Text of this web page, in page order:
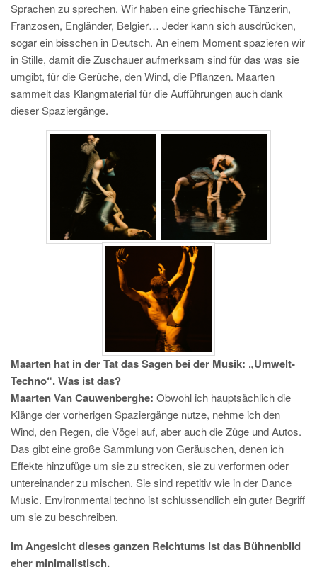
Sprachen zu sprechen. Wir haben eine griechische Tänzerin,
Franzosen, Engländer, Belgier… Jeder kann sich ausdrücken,
sogar ein bisschen in Deutsch. An einem Moment spazieren wir
in Stille, damit die Zuschauer aufmerksam sind für das was sie
umgibt, für die Gerüche, den Wind, die Pflanzen. Maarten
sammelt das Klangmaterial für die Aufführungen auch dank
dieser Spaziergänge.
Maarten hat in der Tat das Sagen bei der Musik: „Umwelt-
Techno“. Was ist das?
Maarten Van Cauwenberghe: Obwohl ich hauptsächlich die
Klänge der vorherigen Spaziergänge nutze, nehme ich den
Wind, den Regen, die Vögel auf, aber auch die Züge und Autos.
Das gibt eine große Sammlung von Geräuschen, denen ich
Effekte hinzufüge um sie zu strecken, sie zu verformen oder
untereinander zu mischen. Sie sind repetitiv wie in der Dance
Music. Environmental techno ist schlussendlich ein guter Begriff
um sie zu beschreiben.
Im Angesicht dieses ganzen Reichtums ist das Bühnenbild
eher minimalistisch.